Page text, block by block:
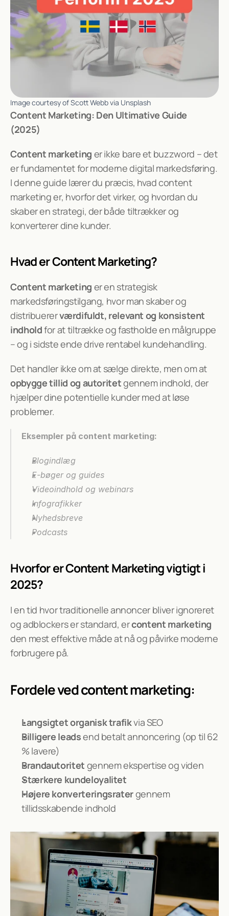
a
r
s
Careers
Docs
About
COMM
Join
Events
Login Opret gratis brand-konto
Image courtesy of Scott Webb via Unsplash
Content Marketing: Den Ultimative Guide
(2025)
Content marketing er ikke bare et buzzword – det
er fundamentet for moderne digital markedsføring.
I denne guide lærer du præcis, hvad content
marketing er, hvorfor det virker, og hvordan du
skaber en strategi, der både tiltrækker og
konverterer dine kunder.
Hvad er Content Marketing?
Content marketing er en strategisk
markedsføringstilgang, hvor man skaber og
distribuerer værdifuldt, relevant og konsistent
indhold for at tiltrække og fastholde en målgruppe
– og i sidste ende drive rentabel kundehandling.
opbygge tillid og autoritet gennem indhold, der
hjælper dine potentielle kunder med at løse
problemer.
Eksempler på content marketing:
Blogindlæg
E-bøger og guides
Videoindhold og webinars
Infografikker
Nyhedsbreve
Podcasts
Hvorfor er Content Marketing vigtigt i
2025?
I en tid hvor traditionelle annoncer bliver ignoreret
og adblockers er standard, er content marketing
den mest effektive måde at nå og påvirke moderne
forbrugere på.
Fordele ved content marketing:
Langsigtet organisk trafik via SEO
Billigere leads end betalt annoncering (op til 62
% lavere)
Brandautoritet gennem ekspertise og viden
Stærkere kundeloyalitet
Højere konverteringsrater gennem
tillidsskabende indhold